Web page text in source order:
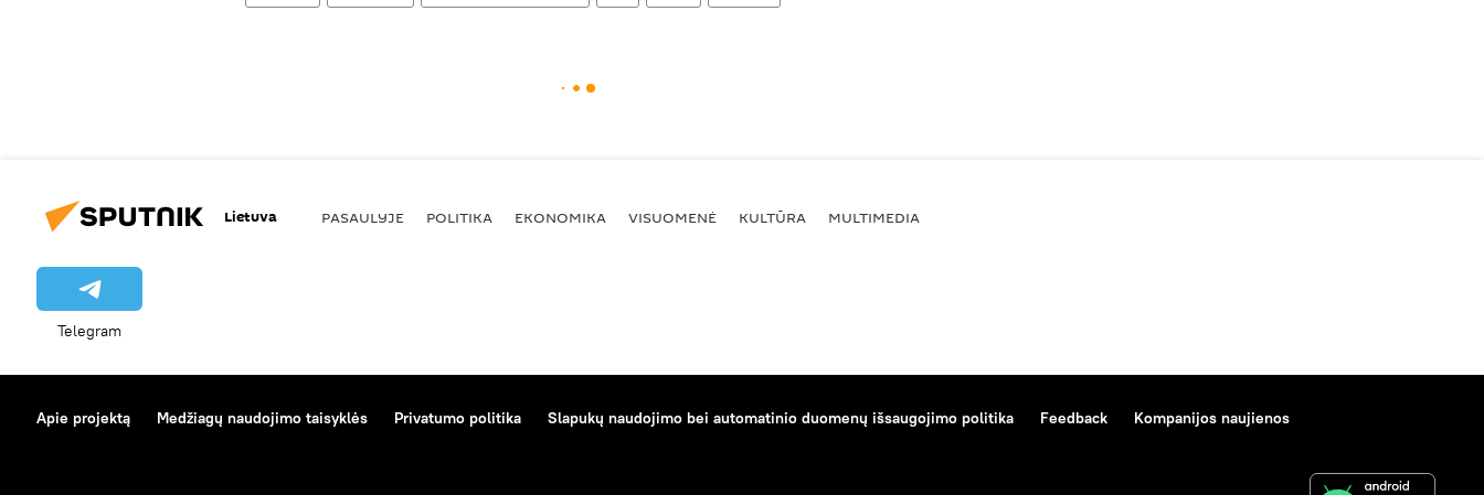
Lietuva PASAULYJE POLITIKA EKONOMIKA VISUOMENĖ KULTŪRA MULTIMEDIA
Telegram
Apie projektą Medžiagų naudojimo taisyklės Privatumo politika Slapukų naudojimo bei automatinio duomenų išsaugojimo politika Feedback Kompanijos naujienos